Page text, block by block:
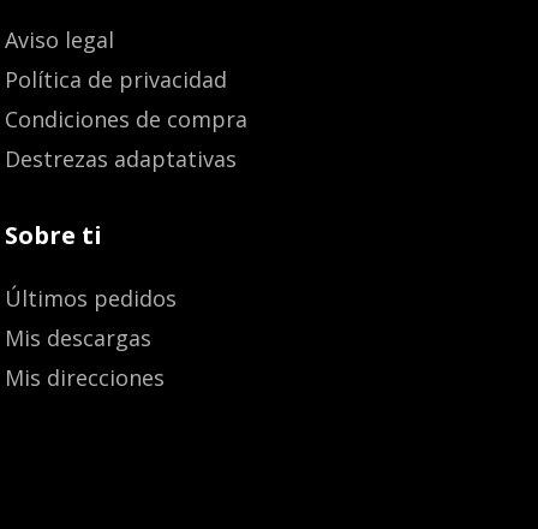
Aviso legal
Política de privacidad
Condiciones de compra
Destrezas adaptativas
Sobre ti
Últimos pedidos
Mis descargas
Mis direcciones